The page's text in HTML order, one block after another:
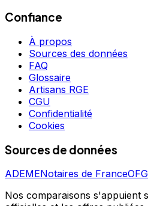
Confiance
À propos
Sources des données
FAQ
Glossaire
Artisans RGE
CGU
Confidentialité
Cookies
Sources de données
ADEMENotaires de France
Nos comparaisons s'appuient